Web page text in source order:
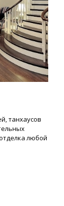
танхаусов
любой